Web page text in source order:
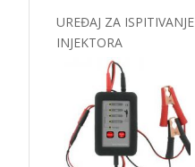
UREĐAJ ZA ISPITIVANJE
INJEKTORA